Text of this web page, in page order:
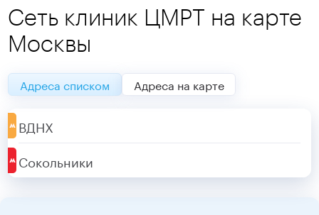
Сеть клиник ЦМРТ на карте
Москвы
Адреса списком Адреса на карте
ВДНХ
Сокольники